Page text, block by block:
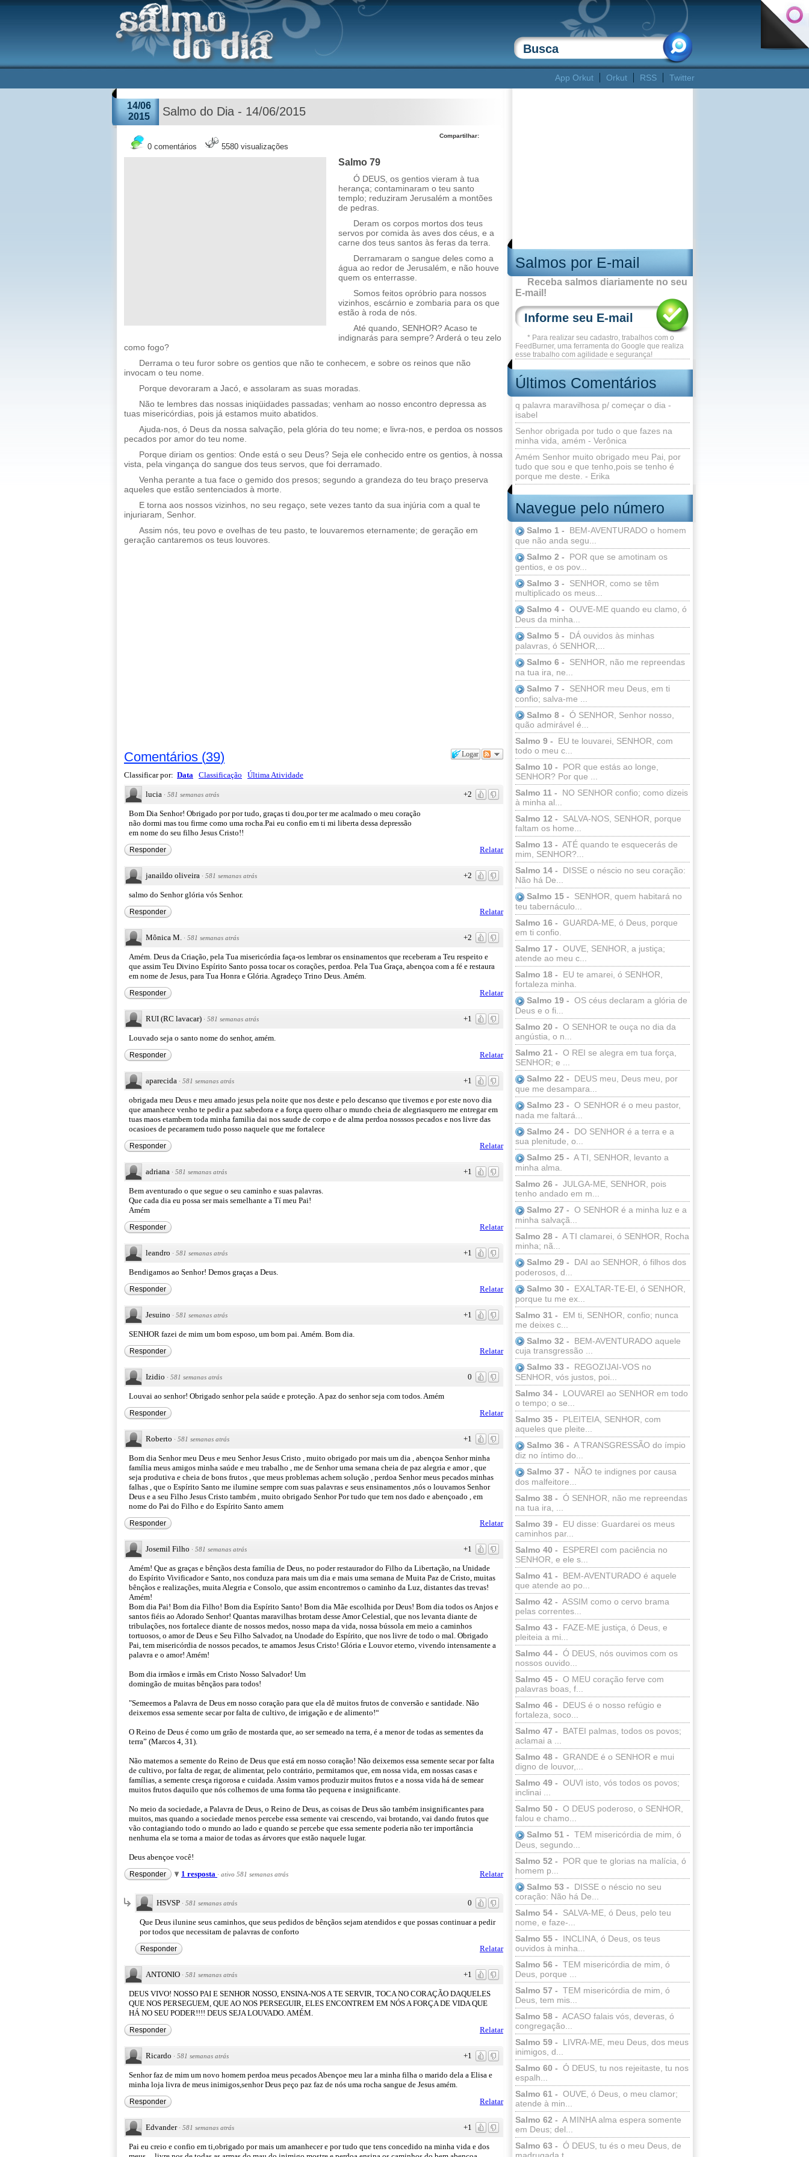
App Orkut Orkut RSS Twitter
Salmos por E-mail
Receba salmos diariamente no seu
E-mail!
* Para realizar seu cadastro, trabalhos com o
FeedBurner, uma ferramenta do Google que realiza
esse trabalho com agilidade e segurança!
Últimos Comentários
q palavra maravilhosa p/ começar o dia -
isabel
Senhor obrigada por tudo o que fazes na
minha vida, amém - Verônica
Amém Senhor muito obrigado meu Pai, por
tudo que sou e que tenho,pois se tenho é
porque me deste. - Erika
Navegue pelo número
Salmo 1 -
BEM-AVENTURADO o homem
que não anda segu...
Salmo 2 -
POR que se amotinam os
gentios, e os pov...
Salmo 3 -
SENHOR, como se têm
multiplicado os meus...
Salmo 4 - OUVE-ME quando eu clamo, ó
Deus da minha...
Salmo 5 -
DÁ ouvidos às minhas
palavras, ó SENHOR,...
Salmo 6 -
SENHOR, não me repreendas
na tua ira, ne...
Salmo 7 -
SENHOR meu Deus, em ti
confio; salva-me ...
Salmo 8 - Ó SENHOR, Senhor nosso,
quão admirável é...
Salmo 9 -
EU te louvarei, SENHOR, com
todo o meu c...
Salmo 10 -
POR que estás ao longe,
SENHOR? Por que ...
Salmo 11 -
NO SENHOR confio; como dizeis
à minha al...
Salmo 12 -
SALVA-NOS, SENHOR, porque
faltam os home...
Salmo 13 - ATÉ quando te esquecerás de
mim, SENHOR?...
Salmo 14 -
DISSE o néscio no seu coração:
Não há De...
Salmo 15 -
SENHOR, quem habitará no
teu tabernáculo...
Salmo 16 - GUARDA-ME, ó Deus, porque
em ti confio.
Salmo 17 - OUVE, SENHOR, a justiça;
atende ao meu c...
Salmo 18 -
EU te amarei, ó SENHOR,
fortaleza minha.
Salmo 19 - OS céus declaram a glória de
Deus e o fi...
Salmo 20 - O SENHOR te ouça no dia da
angústia, o n...
Salmo 21 - O REI se alegra em tua força,
SENHOR; e ...
Salmo 22 -
DEUS meu, Deus meu, por
que me desampara...
Salmo 23 - O SENHOR é o meu pastor,
nada me faltará...
Salmo 24 -
DO SENHOR é a terra e a
sua plenitude, o...
Salmo 25 - A TI, SENHOR, levanto a
minha alma.
Salmo 26 - JULGA-ME, SENHOR, pois
tenho andado em m...
Salmo 27 - O SENHOR é a minha luz e a
minha salvaçã...
Salmo 28 - A TI clamarei, ó SENHOR, Rocha
minha; nã...
Salmo 29 -
DAI ao SENHOR, ó filhos dos
poderosos, d...
Salmo 30 -
EXALTAR-TE-EI, ó SENHOR,
porque tu me ex...
Salmo 31 -
EM ti, SENHOR, confio; nunca
me deixes c...
Salmo 32 -
BEM-AVENTURADO aquele
cuja transgressão ...
Salmo 33 -
REGOZIJAI-VOS no
SENHOR, vós justos, poi...
Salmo 34 -
LOUVAREI ao SENHOR em todo
o tempo; o se...
Salmo 35 -
PLEITEIA, SENHOR, com
aqueles que pleite...
Salmo 36 - A TRANSGRESSÃO do ímpio
diz no íntimo do...
Salmo 37 -
NÃO te indignes por causa
dos malfeitore...
Salmo 38 - Ó SENHOR, não me repreendas
na tua ira, ...
Salmo 39 -
EU disse: Guardarei os meus
caminhos par...
Salmo 40 -
ESPEREI com paciência no
SENHOR, e ele s...
Salmo 41 -
BEM-AVENTURADO é aquele
que atende ao po...
Salmo 42 - ASSIM como o cervo brama
pelas correntes...
Salmo 43 -
FAZE-ME justiça, ó Deus, e
pleiteia a mi...
Salmo 44 - Ó DEUS, nós ouvimos com os
nossos ouvido...
Salmo 45 - O MEU coração ferve com
palavras boas, f...
Salmo 46 -
DEUS é o nosso refúgio e
fortaleza, soco...
Salmo 47 -
BATEI palmas, todos os povos;
aclamai a ...
Salmo 48 - GRANDE é o SENHOR e mui
digno de louvor,...
Salmo 49 - OUVI isto, vós todos os povos;
inclinai ...
Salmo 50 - O DEUS poderoso, o SENHOR,
falou e chamo...
Salmo 51 - TEM misericórdia de mim, ó
Deus, segundo...
Salmo 52 -
POR que te glorias na malícia, ó
homem p...
Salmo 53 -
DISSE o néscio no seu
coração: Não há De...
Salmo 54 -
SALVA-ME, ó Deus, pelo teu
nome, e faze-...
Salmo 55 -
INCLINA, ó Deus, os teus
ouvidos à minha...
Salmo 56 - TEM misericórdia de mim, ó
Deus, porque ...
Salmo 57 - TEM misericórdia de mim, ó
Deus, tem mis...
Salmo 58 - ACASO falais vós, deveras, ó
congregação...
Salmo 59 -
LIVRA-ME, meu Deus, dos meus
inimigos, d...
Salmo 60 - Ó DEUS, tu nos rejeitaste, tu nos
espalh...
Salmo 61 - OUVE, ó Deus, o meu clamor;
atende à min...
Salmo 62 - A MINHA alma espera somente
em Deus; del...
Salmo 63 - Ó DEUS, tu és o meu Deus, de
14/06
2015
Salmo do Dia - 14/06/2015
0 comentários 5580 visualizações
Compartilhar:
Salmo 79
Ó DEUS, os gentios vieram à tua
herança; contaminaram o teu santo
templo; reduziram Jerusalém a montões
de pedras.
Deram os corpos mortos dos teus
servos por comida às aves dos céus, e a
carne dos teus santos às feras da terra.
Derramaram o sangue deles como a
água ao redor de Jerusalém, e não houve
quem os enterrasse.
Somos feitos opróbrio para nossos
vizinhos, escárnio e zombaria para os que
estão à roda de nós.
Até quando, SENHOR? Acaso te
indignarás para sempre? Arderá o teu zelo
como fogo?
Derrama o teu furor sobre os gentios que não te conhecem, e sobre os reinos que não
invocam o teu nome.
Porque devoraram a Jacó, e assolaram as suas moradas.
Não te lembres das nossas iniqüidades passadas; venham ao nosso encontro depressa as
tuas misericórdias, pois já estamos muito abatidos.
Ajuda-nos, ó Deus da nossa salvação, pela glória do teu nome; e livra-nos, e perdoa os nossos
pecados por amor do teu nome.
Porque diriam os gentios: Onde está o seu Deus? Seja ele conhecido entre os gentios, à nossa
vista, pela vingança do sangue dos teus servos, que foi derramado.
Venha perante a tua face o gemido dos presos; segundo a grandeza do teu braço preserva
aqueles que estão sentenciados à morte.
E torna aos nossos vizinhos, no seu regaço, sete vezes tanto da sua injúria com a qual te
injuriaram, Senhor.
Assim nós, teu povo e ovelhas de teu pasto, te louvaremos eternamente; de geração em
geração cantaremos os teus louvores.
Logar
Comentários (39)
Classificar por: Data Classificação Última Atividade
+2
lucia · 581 semanas atrás
Bom Dia Senhor! Obrigado por por tudo, graças ti dou,por ter me acalmado o meu coração
não dormi mas tou firme como uma rocha.Pai eu confio em ti mi liberta dessa depressão
em nome do seu filho Jesus Cristo!!
Relatar
Responder
+2
janaildo oliveira · 581 semanas atrás
salmo do Senhor glória vós Senhor.
Relatar
Responder
+2
Mônica M. · 581 semanas atrás
Amém. Deus da Criação, pela Tua misericórdia faça-os lembrar os ensinamentos que receberam a Teu respeito e
que assim Teu Divino Espírito Santo possa tocar os corações, perdoa. Pela Tua Graça, abençoa com a fé e restaura
em nome de Jesus, para Tua Honra e Glória. Agradeço Trino Deus. Amém.
Relatar
Responder
+1
RUI (RC lavacar) · 581 semanas atrás
Louvado seja o santo nome do senhor, amém.
Relatar
Responder
+1
aparecida · 581 semanas atrás
obrigada meu Deus e meu amado jesus pela noite que nos deste e pelo descanso que tivemos e por este novo dia
que amanhece venho te pedir a paz sabedora e a força quero olhar o mundo cheia de alegriasquero me entregar em
tuas maos etambem toda minha familia dai nos saude de corpo e de alma perdoa nosssos pecados e nos livre das
ocasioes de pecaramem tudo posso naquele que me fortalece
Relatar
Responder
+1
adriana · 581 semanas atrás
Bem aventurado o que segue o seu caminho e suas palavras.
Que cada dia eu possa ser mais semelhante a Tí meu Pai!
Amém
Relatar
Responder
+1
leandro · 581 semanas atrás
Bendigamos ao Senhor! Demos graças a Deus.
Relatar
Responder
+1
Jesuino · 581 semanas atrás
SENHOR fazei de mim um bom esposo, um bom pai. Amém. Bom dia.
Relatar
Responder
0
Izidio · 581 semanas atrás
Louvai ao senhor! Obrigado senhor pela saúde e proteção. A paz do senhor seja com todos. Amém
Relatar
Responder
+1
Roberto · 581 semanas atrás
Bom dia Senhor meu Deus e meu Senhor Jesus Cristo , muito obrigado por mais um dia , abençoa Senhor minha
família meus amigos minha saúde e meu trabalho , me de Senhor uma semana cheia de paz alegria e amor , que
seja produtiva e cheia de bons frutos , que meus problemas achem solução , perdoa Senhor meus pecados minhas
falhas , que o Espírito Santo me ilumine sempre com suas palavras e seus ensinamentos ,nós o louvamos Senhor
Deus e a seu Filho Jesus Cristo também , muito obrigado Senhor Por tudo que tem nos dado e abençoado , em
nome do Pai do Filho e do Espírito Santo amem
Relatar
Responder
+1
Josemil Filho · 581 semanas atrás
Amém! Que as graças e bênçãos desta família de Deus, no poder restaurador do Filho da Libertação, na Unidade
do Espírito Vivificador e Santo, nos conduza para mais um dia e mais uma semana de Muita Paz de Cristo, muitas
bênçãos e realizações, muita Alegria e Consolo, que assim encontremos o caminho da Luz, distantes das trevas!
Amém!
Bom dia Pai! Bom dia Filho! Bom dia Espírito Santo! Bom dia Mãe escolhida por Deus! Bom dia todos os Anjos e
santos fiéis ao Adorado Senhor! Quantas maravilhas brotam desse Amor Celestial, que nos levanta diante de
tribulações, nos fortalece diante de nossos medos, nosso mapa da vida, nossa bússola em meio a caminhos
tortuosos, o amor de Deus e Seu Filho Salvador, na Unodade do Espírito, que nos livre de todo o mal. Obrigado
Pai, tem misericórdia de nossos pecados, te amamos Jesus Cristo! Glória e Louvor eterno, vivendo intensamente a
palavra e o amor! Amém!
Bom dia irmãos e irmãs em Cristo Nosso Salvador! Um
domingão de muitas bênçãos para todos!
"Semeemos a Palavra de Deus em nosso coração para que ela dê muitos frutos de conversão e santidade. Não
deixemos essa semente secar por falta de cultivo, de irrigação e de alimento!“
O Reino de Deus é como um grão de mostarda que, ao ser semeado na terra, é a menor de todas as sementes da
terra” (Marcos 4, 31).
Não matemos a semente do Reino de Deus que está em nosso coração! Não deixemos essa semente secar por falta
de cultivo, por falta de regar, de alimentar, pelo contrário, permitamos que, em nossa vida, em nossas casas e
famílias, a semente cresça rigorosa e cuidada. Assim vamos produzir muitos frutos e a nossa vida há de semear
muitos frutos daquilo que nós colhemos de uma forma tão pequena e insignificante.
No meio da sociedade, a Palavra de Deus, o Reino de Deus, as coisas de Deus são também insignificantes para
muitos, mas quando a sociedade menos percebe essa semente vai crescendo, vai brotando, vai dando frutos que
vão contagiando todo o mundo ao lado e quando se percebe que essa semente poderia não ter importância
nenhuma ela se torna a maior de todas as árvores que estão naquele lugar.
Deus abençoe você!
Relatar
Responder 1 resposta · ativo 581 semanas atrás
0
HSVSP · 581 semanas atrás
Que Deus ilunine seus caminhos, que seus pedidos de bênçãos sejam atendidos e que possas continuar a pedir
por todos que necessitam de palavras de conforto
Relatar
Responder
+1
ANTONIO · 581 semanas atrás
DEUS VIVO! NOSSO PAI E SENHOR NOSSO, ENSINA-NOS A TE SERVIR, TOCA NO CORAÇÃO DAQUELES
QUE NOS PERSEGUEM, QUE AO NOS PERSEGUIR, ELES ENCONTREM EM NÓS A FORÇA DE VIDA QUE
HÁ NO SEU PODER!!!! DEUS SEJA LOUVADO. AMÉM.
Relatar
Responder
+1
Ricardo · 581 semanas atrás
Senhor faz de mim um novo homem perdoa meus pecados Abençoe meu lar a minha filha o marido dela a Elisa e
minha loja livra de meus inimigos,senhor Deus peço paz faz de nós uma rocha sangue de Jesus amém.
Relatar
Responder
+1
Edvander · 581 semanas atrás
Pai eu creio e confio em ti,obrigado por mais um amanhecer e por tudo que tens concedido na minha vida e dos